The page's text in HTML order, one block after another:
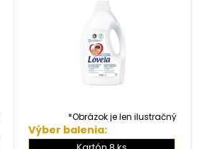
*Obrázok je len ilustračný
Výber balenia: